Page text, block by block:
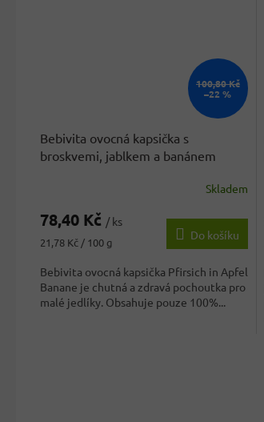
100,80 Kč
–22 %
Bebivita ovocná kapsička s
broskvemi, jablkem a banánem
Skladem
78,40 Kč / ks
Měrná
21,78 Kč / 100 g
Do košíku
Bebivita ovocná kapsička Pfirsich in Apfel
Banane je chutná a zdravá pochoutka pro
malé jedlíky. Obsahuje pouze 100%...